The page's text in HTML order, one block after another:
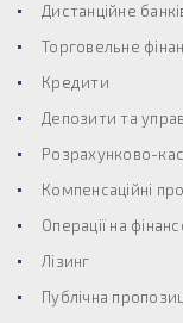
Дистанційне
Торговельне
Кредити
Депозити та
Розрахунково-
Компенсаційні
Операції на
Лізинг
Публічна